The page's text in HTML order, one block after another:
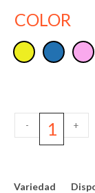
COLOR
- +
Variedad